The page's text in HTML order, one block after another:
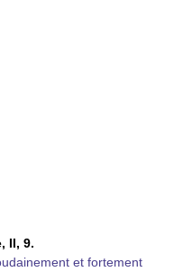
II, 9.
et fortement